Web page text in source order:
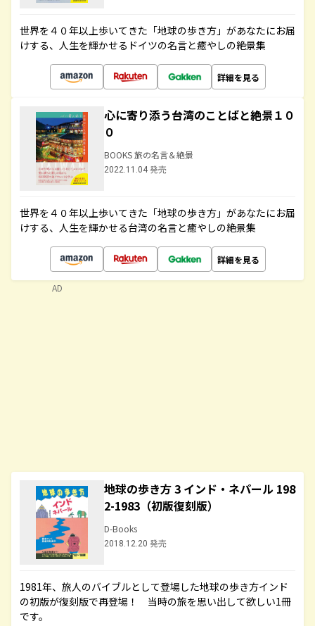
世界を４０年以上歩いてきた「地球の歩き方」があなたにお届
けする、人生を輝かせるドイツの名言と癒やしの絶景集
詳細を見る
心に寄り添う台湾のことばと絶景１０
０
BOOKS 旅の名言＆絶景
2022.11.04 発売
世界を４０年以上歩いてきた「地球の歩き方」があなたにお届
けする、人生を輝かせる台湾の名言と癒やしの絶景集
詳細を見る
地球の歩き方 3 インド・ネパール 198
2-1983（初版復刻版）
D-Books
2018.12.20 発売
1981年、旅人のバイブルとして登場した地球の歩き方インド
の初版が復刻版で再登場！ 当時の旅を思い出して欲しい1冊
です。
AD